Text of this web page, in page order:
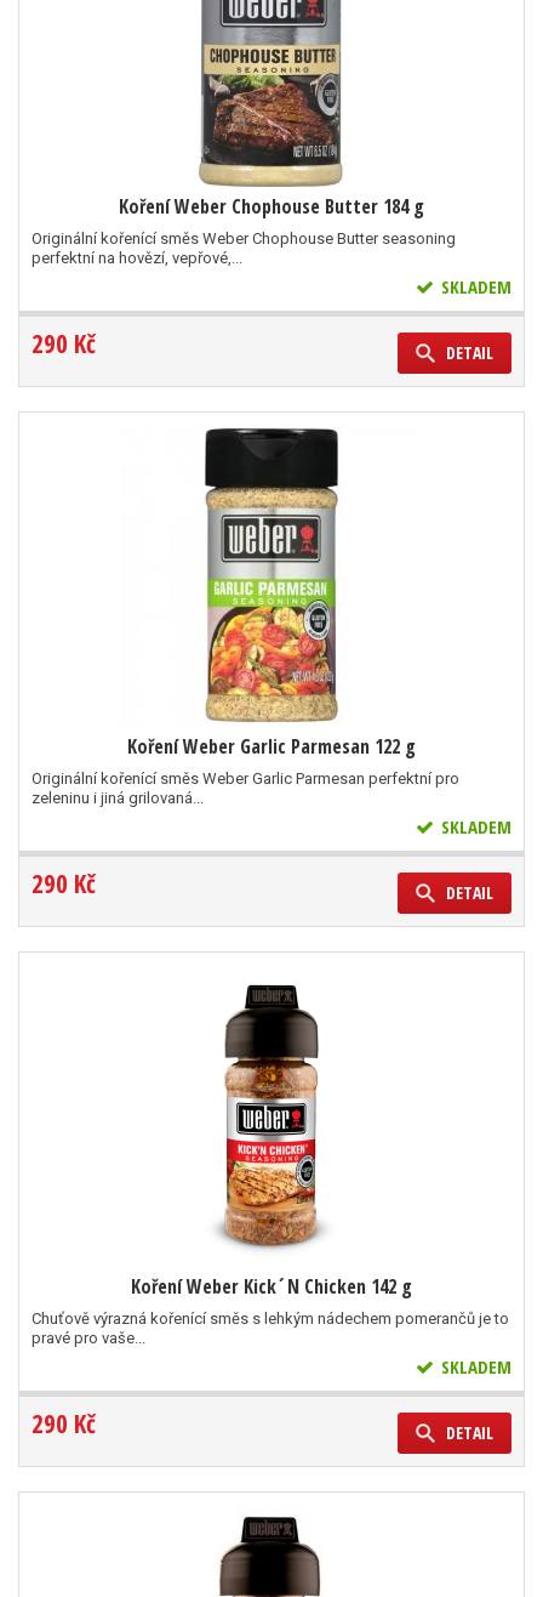
Koření Weber Chophouse Butter 184 g
Originální kořenící směs Weber Chophouse Butter seasoning
perfektní na hovězí, vepřové,...
SKLADEM
290 Kč DETAIL
Koření Weber Garlic Parmesan 122 g
Originální kořenící směs Weber Garlic Parmesan perfektní pro
zeleninu i jiná grilovaná...
SKLADEM
290 Kč DETAIL
Koření Weber Kick´N Chicken 142 g
Chuťově výrazná kořenící směs s lehkým nádechem pomerančů je to
pravé pro vaše...
SKLADEM
290 Kč DETAIL